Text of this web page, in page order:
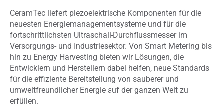
CeramTec liefert piezoelektrische Komponenten für die
neuesten Energiemanagementsysteme und für die
fortschrittlichsten Ultraschall-Durchflussmesser im
Versorgungs- und Industriesektor. Von Smart Metering bis
hin zu Energy Harvesting bieten wir Lösungen, die
Entwicklern und Herstellern dabei helfen, neue Standards
für die effiziente Bereitstellung von sauberer und
umweltfreundlicher Energie auf der ganzen Welt zu
erfüllen.